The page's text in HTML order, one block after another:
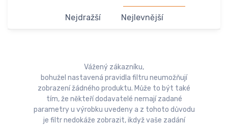
Nejdražší Nejlevnější
Vážený zákazníku,
bohužel nastavená pravidla filtru neumožňují
zobrazení žádného produktu. Může to být také
tím, že někteří dodavatelé nemají zadané
parametry u výrobku uvedeny a z tohoto důvodu
je filtr nedokáže zobrazit, ikdyž vaše zadání